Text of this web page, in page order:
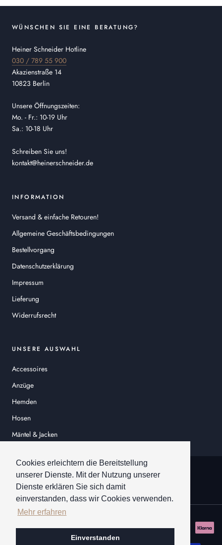
Cookies erleichtern die Bereitstellung
unserer Dienste. Mit der Nutzung unserer
Dienste erklären Sie sich damit
einverstanden, dass wir Cookies verwenden.
Mehr erfahren
Einverstanden
WÜNSCHEN SIE EINE BERATUNG?
Heiner Schneider Hotline
030 / 789 55 900
Akazienstraße 14
10823 Berlin
Unsere Öffnungszeiten:
Mo. - Fr.: 10-19 Uhr
Sa.: 10-18 Uhr
Schreiben Sie uns!
kontakt@heinerschneider.de
INFORMATION
Versand & einfache Retouren!
Allgemeine Geschäftsbedingungen
Bestellvorgang
Datenschutzerklärung
Impressum
Lieferung
Widerrufsrecht
UNSERE AUSWAHL
Accessoires
Anzüge
Hemden
Hosen
Mäntel & Jacken
© HEINER SCHNEIDER